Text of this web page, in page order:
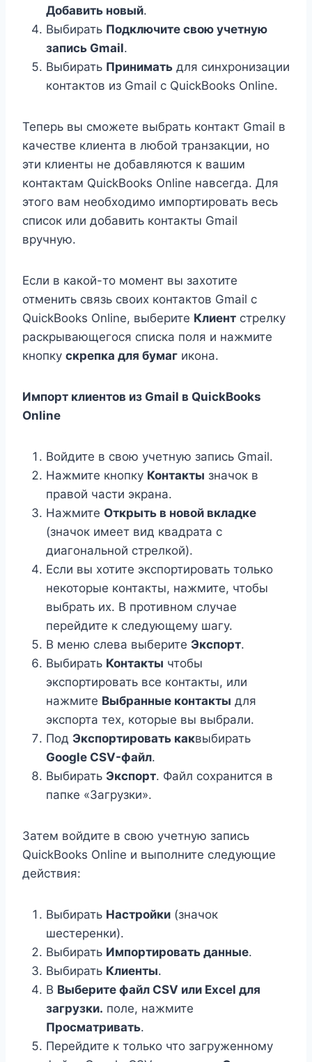
Добавить новый.
Выбирать Подключите свою учетную
запись Gmail.
Выбирать Принимать для синхронизации
контактов из Gmail с QuickBooks Online.
Теперь вы сможете выбрать контакт Gmail в
качестве клиента в любой транзакции, но
эти клиенты не добавляются к вашим
контактам QuickBooks Online навсегда. Для
этого вам необходимо импортировать весь
список или добавить контакты Gmail
вручную.
Если в какой-то момент вы захотите
отменить связь своих контактов Gmail с
QuickBooks Online, выберите Клиент стрелку
раскрывающегося списка поля и нажмите
кнопку скрепка для бумаг икона.
Импорт клиентов из Gmail в QuickBooks
Online
Войдите в свою учетную запись Gmail.
Нажмите кнопку Контакты значок в
правой части экрана.
Нажмите Открыть в новой вкладке
(значок имеет вид квадрата с
диагональной стрелкой).
Если вы хотите экспортировать только
некоторые контакты, нажмите, чтобы
выбрать их. В противном случае
перейдите к следующему шагу.
В меню слева выберите Экспорт.
Выбирать Контакты чтобы
экспортировать все контакты, или
нажмите Выбранные контакты для
экспорта тех, которые вы выбрали.
Под Экспортировать каквыбирать
Google CSV-файл.
Выбирать Экспорт. Файл сохранится в
папке «Загрузки».
Затем войдите в свою учетную запись
QuickBooks Online и выполните следующие
действия:
Выбирать Настройки (значок
шестеренки).
Выбирать Импортировать данные.
Выбирать Клиенты.
В Выберите файл CSV или Excel для
загрузки. поле, нажмите
Просматривать.
Перейдите к только что загруженному